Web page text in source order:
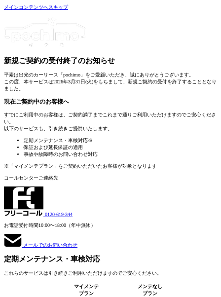
メインコンテンツへスキップ
新規ご契約の受付終了のお知らせ
平素は出光のカーリース「pochimo」をご愛顧いただき、誠にありがとうございます。
この度、本サービスは2026年3月31日(火)をもちまして、新規ご契約の受付を終了することとなり
ました。
現在ご契約中のお客様へ
すでにご利用中のお客様は、 ご契約満了までこれまで通りご利用いただけますのでご安心くださ
い。
以下のサービスも、引き続きご提供いたします。
定期メンテナンス・車検対応※
保証および延長保証の適用
事故や故障時のお問い合わせ対応
※「マイメンテプラン」をご契約いただいたお客様が対象となります
コールセンターご連絡先
0120-619-344
お電話受付時間10:00〜18:00（年中無休）
メールでのお問い合わせ
定期メンテナンス ・車検対応
これらのサービスは引き続きご利用いただけますのでご安心ください。
マイメンテ
プラン
メンテなし
プラン